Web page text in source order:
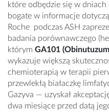
które odbędzie się w dniach
bogate w informacje
Roche podczas ASH
badania porównawczego
którym GA101
wykazuje większą
chemioterapią w terapii
przewlekłą białaczkę
Gazyva — uzyskał
dwa miesiące przed datą